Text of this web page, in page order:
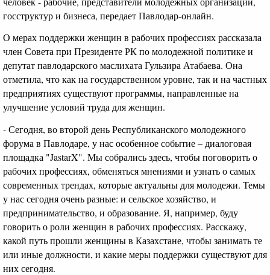
госструктур и бизнеса, передает Павлодар-онлайн.
О мерах поддержки женщин в рабочих профессиях рассказала
член Совета при Президенте РК по молодежной политике и
депутат павлодарского маслихата Гульзира Атабаева. Она
отметила, что как на государственном уровне, так и на частных
предприятиях существуют программы, направленные на
улучшение условий труда для женщин.
- Сегодня, во второй день Республиканского молодежного
форума в Павлодаре, у нас особенное событие – диалоговая
площадка "JastarX". Мы собрались здесь, чтобы поговорить о
рабочих профессиях, обменяться мнениями и узнать о самых
современных трендах, которые актуальны для молодежи. Темы
у нас сегодня очень разные: и сельское хозяйство, и
предпринимательство, и образование. Я, например, буду
говорить о роли женщин в рабочих профессиях. Расскажу,
какой путь прошли женщины в Казахстане, чтобы занимать те
или иные должности, и какие меры поддержки существуют для
них сегодня.